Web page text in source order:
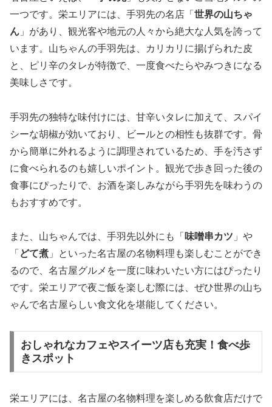
一つです。栄エリアには、手羽先の名店「 世界の山ちゃ
ん 」があり、観光客や地元の人々から絶大な人気を誇って
います。山ちゃんの手羽先は、カリカリに揚げられた皮
と、ピリ辛のタレが特徴で、一度食べたらやみつきになる
美味しさです。
手羽先の独特な味付けには、甘辛いタレに加えて、スパイ
シーな胡椒が効いており、ビールとの相性も抜群です。骨
から簡単に外れるように調理されているため、手を汚さず
に食べられるのも嬉しいポイント。観光で歩き回った後の
食事にぴったりで、お酒を楽しみながら手羽先を味わうの
もおすすめです。
また、山ちゃんでは、手羽先以外にも「 味噌串カツ 」や
「 どて煮 」といった名古屋の名物料理も楽しむことができ
るので、名古屋グルメを一度に味わいたい方にはぴったり
です。栄エリアで夜ご飯を楽しむ際には、ぜひ世界の山ち
ゃんで名古屋らしい食文化を堪能してください。
おしゃれなカフェやスイーツ店も充実！食べ歩
きスポット
栄エリアには、名古屋の名物料理を楽しめる飲食店だけで